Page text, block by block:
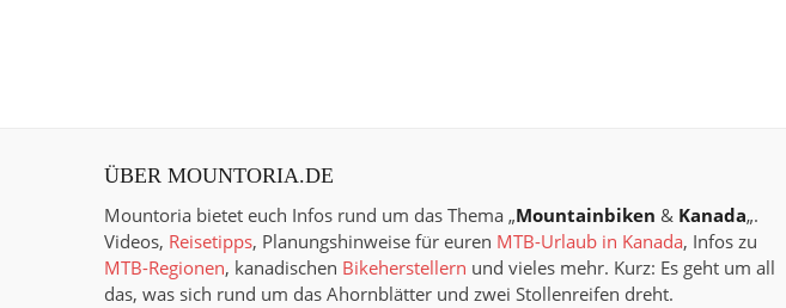
ÜBER MOUNTORIA.DE
Mountoria bietet euch Infos rund um das Thema „Mountainbiken & Kanada„.
Videos, Reisetipps, Planungshinweise für euren MTB-Urlaub in Kanada, Infos zu
MTB-Regionen, kanadischen Bikeherstellern und vieles mehr. Kurz: Es geht um all
das, was sich rund um das Ahornblätter und zwei Stollenreifen dreht.